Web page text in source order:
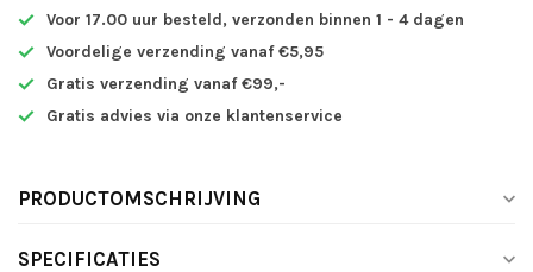
Voor 17.00 uur besteld, verzonden binnen 1 - 4 dagen
Voordelige verzending vanaf €5,95
Gratis verzending vanaf €99,-
Gratis advies via onze klantenservice
PRODUCTOMSCHRIJVING
SPECIFICATIES